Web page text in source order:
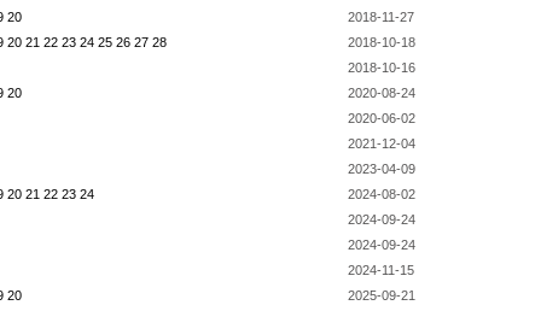
20
2018-11-27
20 21 22 23 24 25 26 27 28
2018-10-18
2018-10-16
20
2020-08-24
2020-06-02
2021-12-04
2023-04-09
20 21 22 23 24
2024-08-02
2024-09-24
2024-09-24
2024-11-15
20
2025-09-21